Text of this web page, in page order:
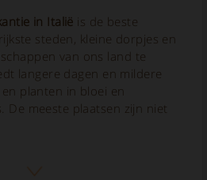
in Italië is de beste
steden, kleine dorpjes en
van ons land te
langere dagen en mildere
planten in bloei en
De meeste plaatsen zijn niet